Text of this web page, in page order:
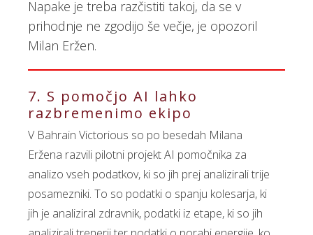
Napake je treba razčistiti takoj, da se v
prihodnje ne zgodijo še večje, je opozoril
Milan Eržen.
7. S pomočjo AI lahko
razbremenimo ekipo
V Bahrain Victorious so po besedah Milana
Eržena razvili pilotni projekt AI pomočnika za
analizo vseh podatkov, ki so jih prej analizirali trije
posamezniki. To so podatki o spanju kolesarja, ki
jih je analiziral zdravnik, podatki iz etape, ki so jih